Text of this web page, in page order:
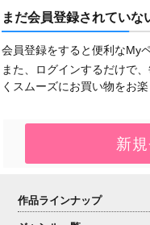
まだ会員登録されていな
会員登録をすると便利なMy
また、ログインするだけで
くスムーズにお買い物をお楽
作品ラインナップ